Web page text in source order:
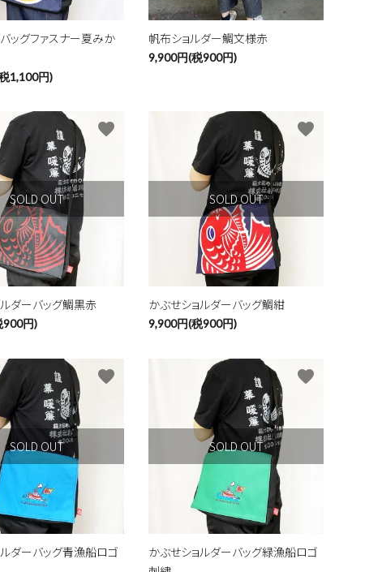
ッグファスナー夏みか
1,100円)
帆布ショルダー鯛文様赤
9,900円(税900円)
SOLD OUT
ダーバッグ鯛黒赤
900円)
favorite
SOLD OUT
かぶせショルダーバッグ鯛紺
9,900円(税900円)
favorite
SOLD OUT
ダーバッグ青漁船ロゴ
favorite
SOLD OUT
かぶせショルダーバッグ緑漁船ロゴ
favorite
close